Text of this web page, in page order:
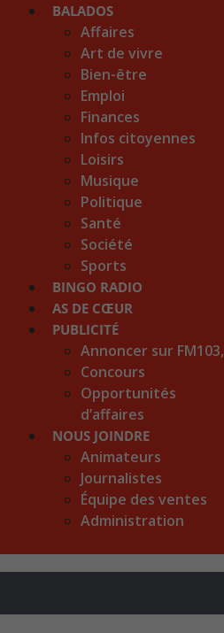
BALADOS
Affaires
Art de vivre
Bien-être
Emploi
Finances
Infos citoyennes
Loisirs
Musique
Politique
Santé
Société
Sports
BINGO RADIO
AS DE CŒUR
PUBLICITÉ
Annoncer sur
Concours
Opportunités
d’affaires
NOUS JOINDRE
Animateurs
Journalistes
Équipe des ventes
Administration